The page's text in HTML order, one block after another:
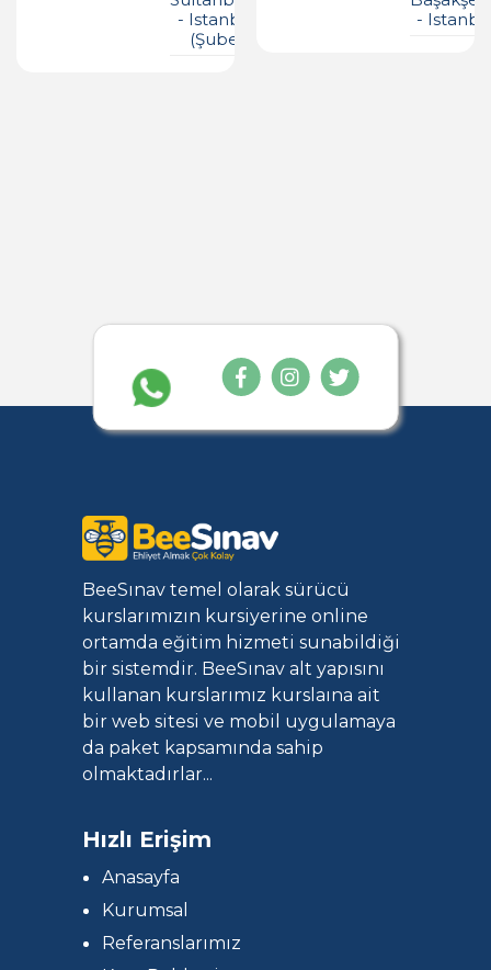
- Istanbul
(şube)
-
BeeSınav temel olarak sürücü
kurslarımızın kursiyerine online
ortamda eğitim hizmeti sunabildiği
bir sistemdir. BeeSınav alt yapısını
kullanan kurslarımız kurslaına ait
bir web sitesi ve mobil uygulamaya
da paket kapsamında sahip
olmaktadırlar...
Hızlı Erişim
Anasayfa
Kurumsal
Referanslarımız